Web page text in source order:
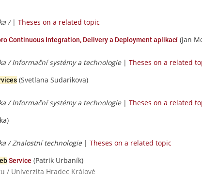
/ | Theses on a related topic
Continuous Integration, Delivery a Deployment aplikací (Jan
/ Informační systémy a technologie| Theses on a related
(Svetlana Sudarikova)
/ Informační systémy a technologie| Theses on a related
/ Znalostní technologie| Theses on a related topic
Service (Patrik Urbaník)
/ Univerzita Hradec Králové